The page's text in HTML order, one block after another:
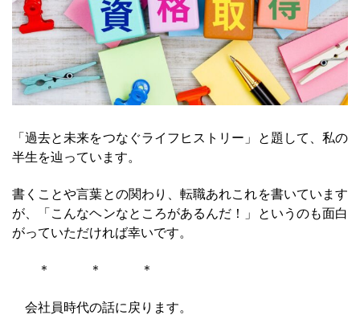
「過去と未来をつなぐライフヒストリー」と題して、私の
半生を辿っています。
書くことや言葉との関わり、転職あれこれを書いています
が、「こんなヘンなところがあるんだ！」というのも面白
がっていただければ幸いです。
＊ ＊ ＊
会社員時代の話に戻ります。